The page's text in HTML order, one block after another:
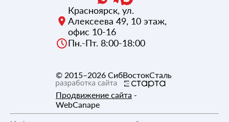
Красноярск, ул.
Алексеева 49, 10 этаж,
офис 10-16
Пн.-Пт. 8:00-18:00
© 2015–2026 СибВостокСталь
Продвижение сайта -
WebCanape